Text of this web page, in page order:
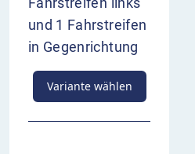
und 1 Fahrstreifen
in Gegenrichtung
Variante wählen